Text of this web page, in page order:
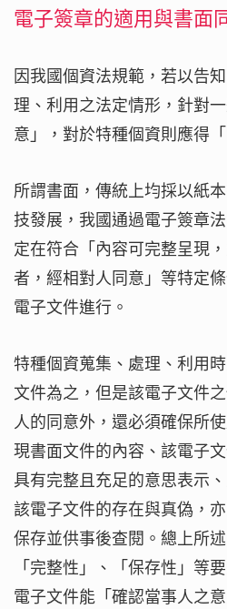
電子簽章的適用與書面
因我國個資法規範，若以告
理、利用之法定情形，針對
意」，對於特種個資則應得
所謂書面，傳統上均採以紙
技發展，我國通過電子簽章
定在符合「內容可完整呈現
者，經相對人同意」等特定
電子文件進行。
特種個資蒐集、處理、利用
文件為之，但是該電子文件
人的同意外，還必須確保所
現書面文件的內容、該電子
具有完整且充足的意思表示
該電子文件的存在與真偽，
保存並供事後查閱。總上所
「完整性」、「保存性」等
電子文件能「確認當事人之